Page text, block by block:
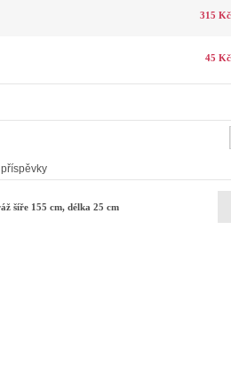
315 Kč
45 Kč
šíře 155 cm, délka 25 cm